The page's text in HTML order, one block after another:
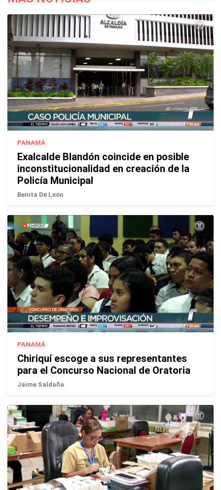
PANAMÁ
Exalcalde Blandón coincide en posible
inconstitucionalidad en creación de la
Policía Municipal
Benita De León
PANAMÁ
Chiriquí escoge a sus representantes
para el Concurso Nacional de Oratoria
Jaime Saldaña